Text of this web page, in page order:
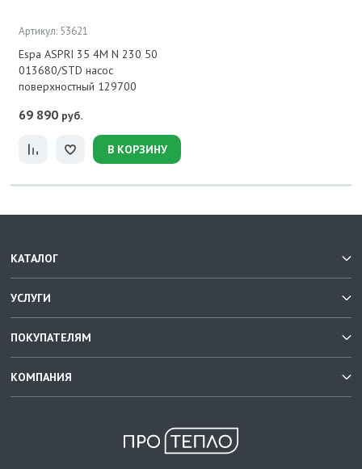
Артикул: 53621
Espa ASPRI 35 4M N 230 50
013680/STD насос
поверхностный 129700
69 890 руб.
В КОРЗИНУ
КАТАЛОГ
УСЛУГИ
ПОКУПАТЕЛЯМ
КОМПАНИЯ